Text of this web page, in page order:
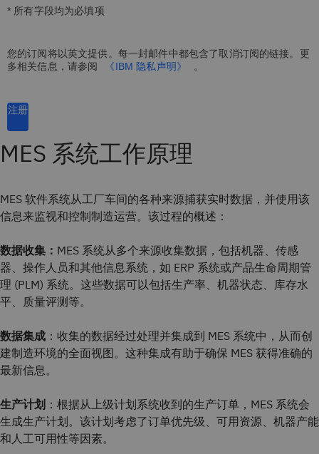
* 所有字段均为必填项
您的订阅将以英文提供。每一封邮件中都包含了取消订阅的链接。更
多相关信息，请参阅
《IBM 隐私声明》 。
注册
MES 系统工作原理
MES 软件系统从工厂车间的各种来源捕获实时数据，并使用该
信息来监视和控制制造运营。该过程的概述：
数据收集： MES 系统从多个来源收集数据，包括机器、传感
器、操作人员和其他信息系统，如 ERP 系统或产品生命周期管
理 (PLM) 系统。这些数据可以包括生产率、机器状态、库存水
平、质量评测等。
数据集成 ：收集的数据经过处理并集成到 MES 系统中，从而创
建制造环境的全面视图。这种集成有助于确保 MES 获得准确的
最新信息。
生产计划 ：根据从上级计划系统收到的生产订单，MES 系统会
生成生产计划。该计划考虑了订单优先级、可用资源、机器产能
和人工可用性等因素。